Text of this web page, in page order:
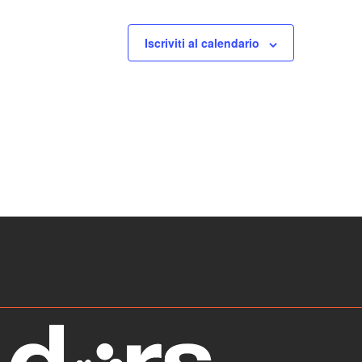
Iscriviti al calendario